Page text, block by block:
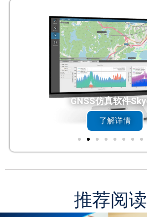
DC触控一体机
推荐阅读